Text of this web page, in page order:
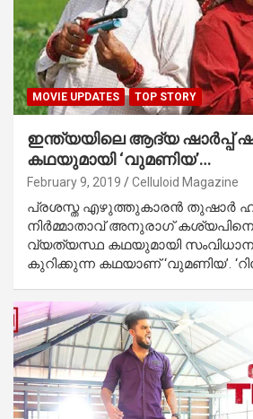
MOVIE UPDATES TOP STORY
ഇന്ത്യയിലെ ആദ്യ ഷാര്‍പ്പ്
കഥയുമായി ‘വുമണിയ’…
February 9, 2019 Celluloid Magazine
പ്രശസ്ത എഴുത്തുകാരന്‍ തുഷാര്‍
നിര്‍മ്മാതാവ് അനുരാഗ്
വ്യത്യസ്ഥ കഥയുമായി സംവിധാന
കുറിക്കുന്ന കഥയാണ് ‘വുമണിയ’.